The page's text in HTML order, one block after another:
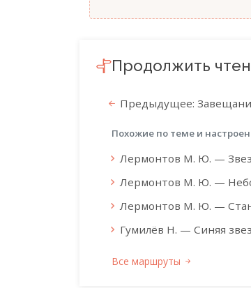
Продолжить
Предыдущее:
Похожие по теме и
Лермонтов М. Ю. —
Лермонтов М. Ю. —
Лермонтов М. Ю. —
Гумилёв Н. — Синяя
Все маршруты